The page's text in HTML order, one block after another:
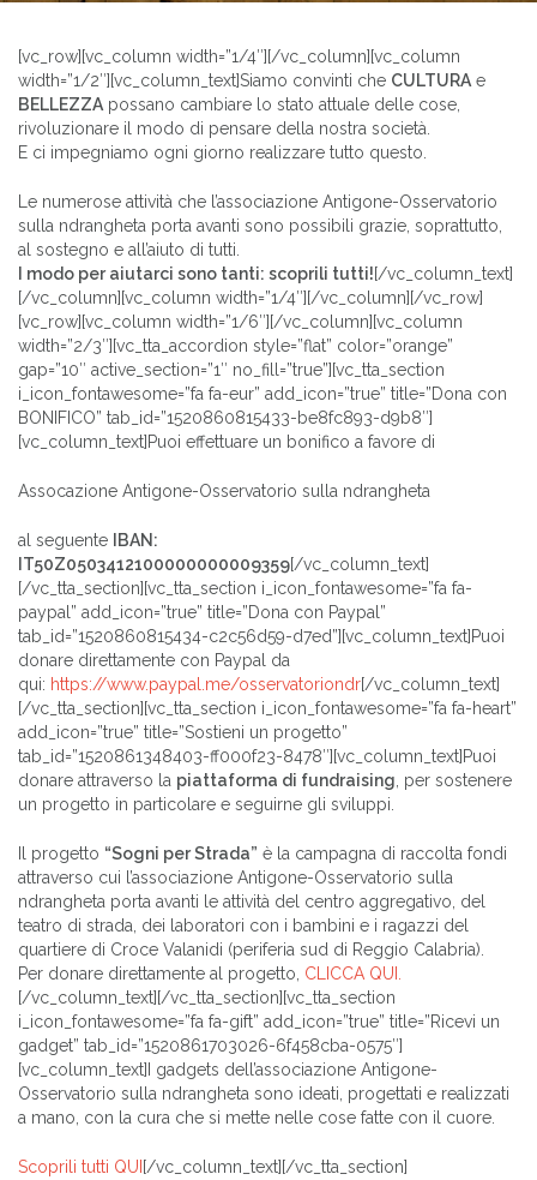
[vc_row][vc_column width=”1/4″][/vc_column][vc_column
width=”1/2″][vc_column_text]Siamo convinti che CULTURA e
BELLEZZA possano cambiare lo stato attuale delle cose,
rivoluzionare il modo di pensare della nostra società.
E ci impegniamo ogni giorno realizzare tutto questo.
Le numerose attività che l’associazione Antigone-Osservatorio
sulla ndrangheta porta avanti sono possibili grazie, soprattutto,
al sostegno e all’aiuto di tutti.
I modo per aiutarci sono tanti: scoprili tutti![/vc_column_text]
[/vc_column][vc_column width=”1/4″][/vc_column][/vc_row]
[vc_row][vc_column width=”1/6″][/vc_column][vc_column
width=”2/3″][vc_tta_accordion style=”flat” color=”orange”
gap=”10″ active_section=”1″ no_fill=”true”][vc_tta_section
i_icon_fontawesome=”fa fa-eur” add_icon=”true” title=”Dona con
BONIFICO” tab_id=”1520860815433-be8fc893-d9b8″]
[vc_column_text]Puoi effettuare un bonifico a favore di
Assocazione Antigone-Osservatorio sulla ndrangheta
al seguente
IBAN:
IT50Z0503412100000000009359[/vc_column_text]
[/vc_tta_section][vc_tta_section i_icon_fontawesome=”fa fa-
paypal” add_icon=”true” title=”Dona con Paypal”
tab_id=”1520860815434-c2c56d59-d7ed”][vc_column_text]Puoi
donare direttamente con Paypal da
qui: https://www.paypal.me/osservatoriondr[/vc_column_text]
[/vc_tta_section][vc_tta_section i_icon_fontawesome=”fa fa-heart”
add_icon=”true” title=”Sostieni un progetto”
tab_id=”1520861348403-ff000f23-8478″][vc_column_text]Puoi
donare attraverso la piattaforma di fundraising , per sostenere
un progetto in particolare e seguirne gli sviluppi.
Il progetto “Sogni per Strada” è la campagna di raccolta fondi
attraverso cui l’associazione Antigone-Osservatorio sulla
ndrangheta porta avanti le attività del centro aggregativo, del
teatro di strada, dei laboratori con i bambini e i ragazzi del
quartiere di Croce Valanidi (periferia sud di Reggio Calabria).
Per donare direttamente al progetto, CLICCA QUI.
[/vc_column_text][/vc_tta_section][vc_tta_section
i_icon_fontawesome=”fa fa-gift” add_icon=”true” title=”Ricevi un
gadget” tab_id=”1520861703026-6f458cba-0575″]
[vc_column_text]I gadgets dell’associazione Antigone-
Osservatorio sulla ndrangheta sono ideati, progettati e realizzati
a mano, con la cura che si mette nelle cose fatte con il cuore.
Scoprili tutti QUI [/vc_column_text][/vc_tta_section]